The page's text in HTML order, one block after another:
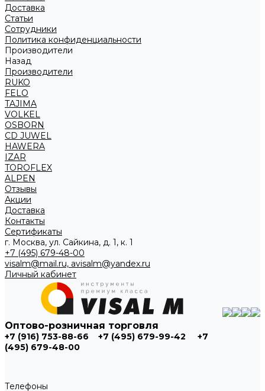
Доставка
Статьи
Сотрудники
Политика конфиденциальности
Производители
Назад
Производители
RUKO
FELO
TAJIMA
VOLKEL
OSBORN
CD JUWEL
HAWERA
IZAR
TOROFLEX
ALPEN
Отзывы
Акции
Доставка
Контакты
Сертификаты
г. Москва, ул. Сайкина, д. 1, к. 1
+7 (495) 679-48-00
visalm@mail.ru, avisalm@yandex.ru
Личный кабинет
Оптово-розничная торговля
+7 (916) 753-88-66 +7 (495) 679-99-42
+7
(495) 679-48-00
Телефоны